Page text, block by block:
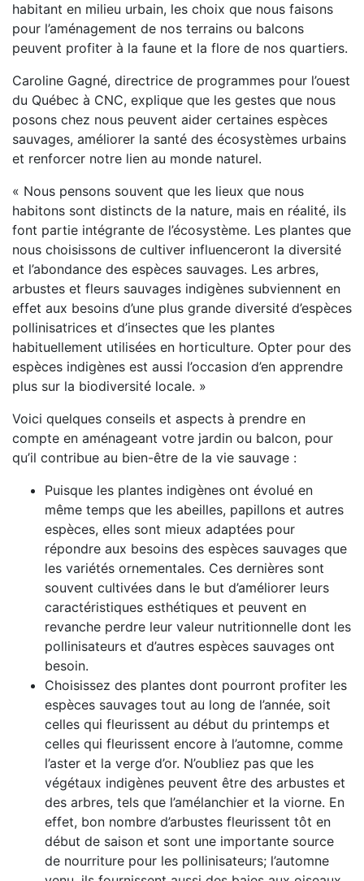
habitant en milieu urbain, les choix que nous faisons
pour l’aménagement de nos terrains ou balcons
peuvent profiter à la faune et la flore de nos quartiers.
Caroline Gagné, directrice de programmes pour l’ouest
du Québec à CNC, explique que les gestes que nous
posons chez nous peuvent aider certaines espèces
sauvages, améliorer la santé des écosystèmes urbains
et renforcer notre lien au monde naturel.
« Nous pensons souvent que les lieux que nous
habitons sont distincts de la nature, mais en réalité, ils
font partie intégrante de l’écosystème. Les plantes que
nous choisissons de cultiver influenceront la diversité
et l’abondance des espèces sauvages. Les arbres,
arbustes et fleurs sauvages indigènes subviennent en
effet aux besoins d’une plus grande diversité d’espèces
pollinisatrices et d’insectes que les plantes
habituellement utilisées en horticulture. Opter pour des
espèces indigènes est aussi l’occasion d’en apprendre
plus sur la biodiversité locale. »
Voici quelques conseils et aspects à prendre en
compte en aménageant votre jardin ou balcon, pour
qu’il contribue au bien-être de la vie sauvage :
Puisque les plantes indigènes ont évolué en
même temps que les abeilles, papillons et autres
espèces, elles sont mieux adaptées pour
répondre aux besoins des espèces sauvages que
les variétés ornementales. Ces dernières sont
souvent cultivées dans le but d’améliorer leurs
caractéristiques esthétiques et peuvent en
revanche perdre leur valeur nutritionnelle dont les
pollinisateurs et d’autres espèces sauvages ont
besoin.
Choisissez des plantes dont pourront profiter les
espèces sauvages tout au long de l’année, soit
celles qui fleurissent au début du printemps et
celles qui fleurissent encore à l’automne, comme
l’aster et la verge d’or. N’oubliez pas que les
végétaux indigènes peuvent être des arbustes et
des arbres, tels que l’amélanchier et la viorne. En
effet, bon nombre d’arbustes fleurissent tôt en
début de saison et sont une importante source
de nourriture pour les pollinisateurs; l’automne